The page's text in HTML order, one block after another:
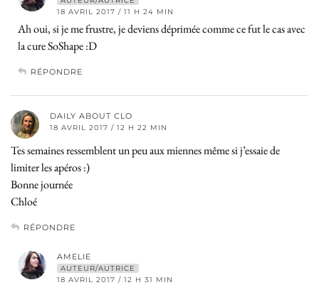
18 AVRIL 2017 / 11 H 24 MIN
Ah oui, si je me frustre, je deviens déprimée comme ce fut le cas avec
la cure SoShape :D
RÉPONDRE
DAILY ABOUT CLO
18 AVRIL 2017 / 12 H 22 MIN
Tes semaines ressemblent un peu aux miennes même si j’essaie de
limiter les apéros :)
Bonne journée
Chloé
RÉPONDRE
AMELIE
AUTEUR/AUTRICE
18 AVRIL 2017 / 12 H 31 MIN